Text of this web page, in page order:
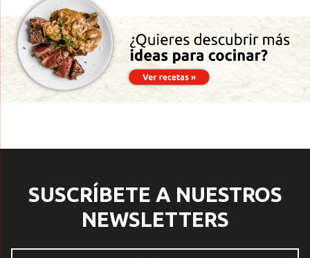
SUSCRÍBETE A NUESTROS
NEWSLETTERS